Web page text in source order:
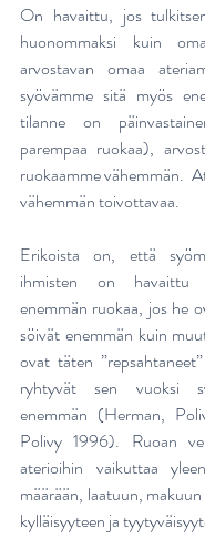
On havaittu, jos
huonommaksi kuin
arvostavan omaa
syövämme sitä myös
tilanne on
parempaa ruokaa),
ruokaamme vähemmän.
vähemmän toivottavaa.
Erikoista on, että
ihmisten on havaittu
enemmän ruokaa, jos he
söivät enemmän kuin
ovat täten
ryhtyvät sen vuoksi
enemmän (Herman,
Polivy 1996). Ruoan
aterioihin vaikuttaa
määrään, laatuun,
kylläisyyteen ja